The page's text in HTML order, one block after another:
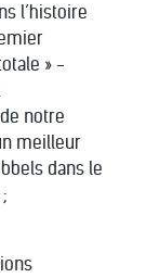
l’histoire
» -
notre
meilleur
dans le